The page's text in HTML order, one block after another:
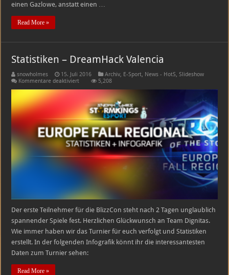
einen Gazlowe, anstatt einen …
Read More »
Statistiken – DreamHack Valencia
snowholmes 15. Juli 2016 Archiv, E-Sport, News - HotS,Slideshow
Kommentare deaktiviertfür
DreamHack
Valencia
5,208
Der erste Teilnehmer für die BlizzCon steht nach 2 Tagen unglaublich
spannender Spiele fest. Herzlichen Glückwunsch an Team Dignitas.
Wie immer haben wir das Turnier für euch verfolgt und Statistiken
erstellt. In der folgenden Infografik könnt ihr die interessantesten
Daten zum Turnier sehen:
Read More »